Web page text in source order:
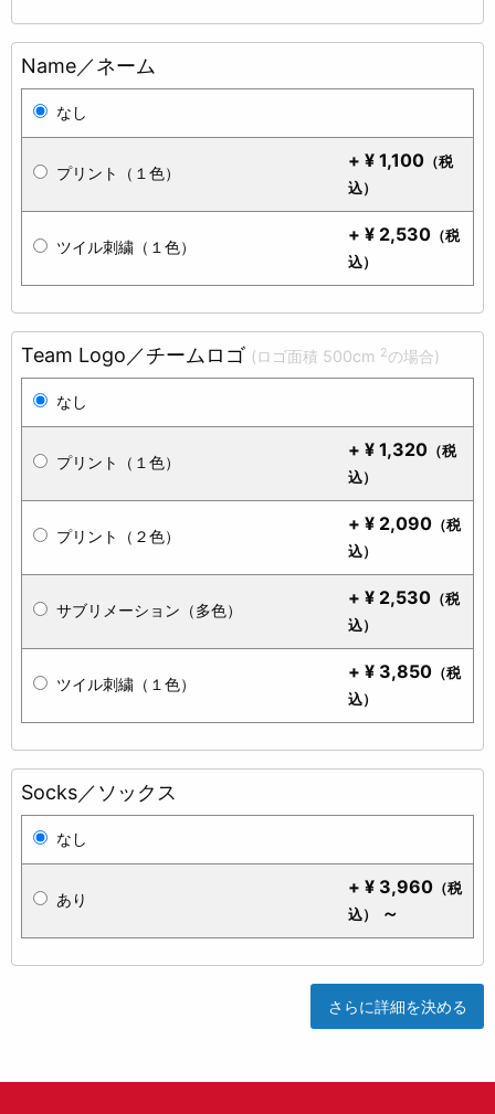
Name／ネーム
なし
プリント（１色）
+ ¥ 1,100 （税
込）
ツイル刺繍（１色）
+ ¥ 2,530 （税
込）
Team Logo／チームロゴ (ロゴ面積 500cm 2の場合)
なし
プリント（１色）
+ ¥ 1,320 （税
込）
プリント（２色）
+ ¥ 2,090 （税
込）
サブリメーション（多色）
+ ¥ 2,530 （税
込）
ツイル刺繍（１色）
+ ¥ 3,850 （税
込）
Socks／ソックス
なし
あり
+ ¥ 3,960 （税
込）
～
さらに詳細を決める